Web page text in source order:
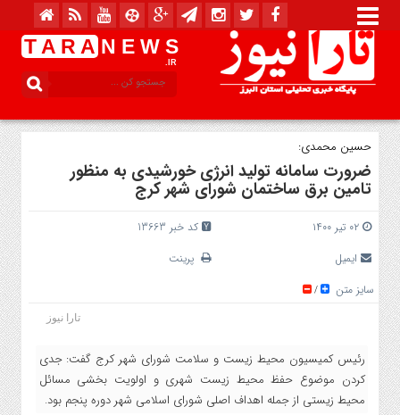
T A R A N E W S
.IR
حسین محمدی:
ضرورت سامانه تولید انرژی خورشیدی به منظور
تامین برق ساختمان شورای شهر کرج
۰۲ تیر ۱۴۰۰
کد خبر 13663
ایمیل
پرینت
سایز متن
/
تارا نیوز
رئیس کمیسیون محیط زیست و سلامت شورای شهر کرج گفت: جدی
کردن موضوع حفظ محیط زیست شهری و اولویت‌ بخشی مسائل
محیط زیستی از جمله اهداف اصلی شورای اسلامی شهر دوره پنجم بود.